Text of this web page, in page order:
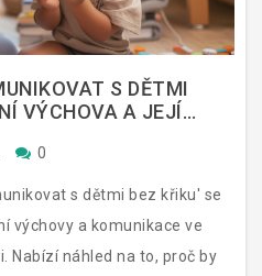
S DĚTMI
VÝCHOVA A JEJÍ
0
s dětmi bez křiku' se
výchovy a komunikace ve
Nabízí náhled na to, proč by